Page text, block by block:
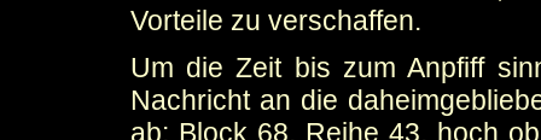
Vorteile zu verschaffen.
Um die Zeit bis zum Anpfiff
Nachricht an die
ab: Block 68, Reihe 43, hoch